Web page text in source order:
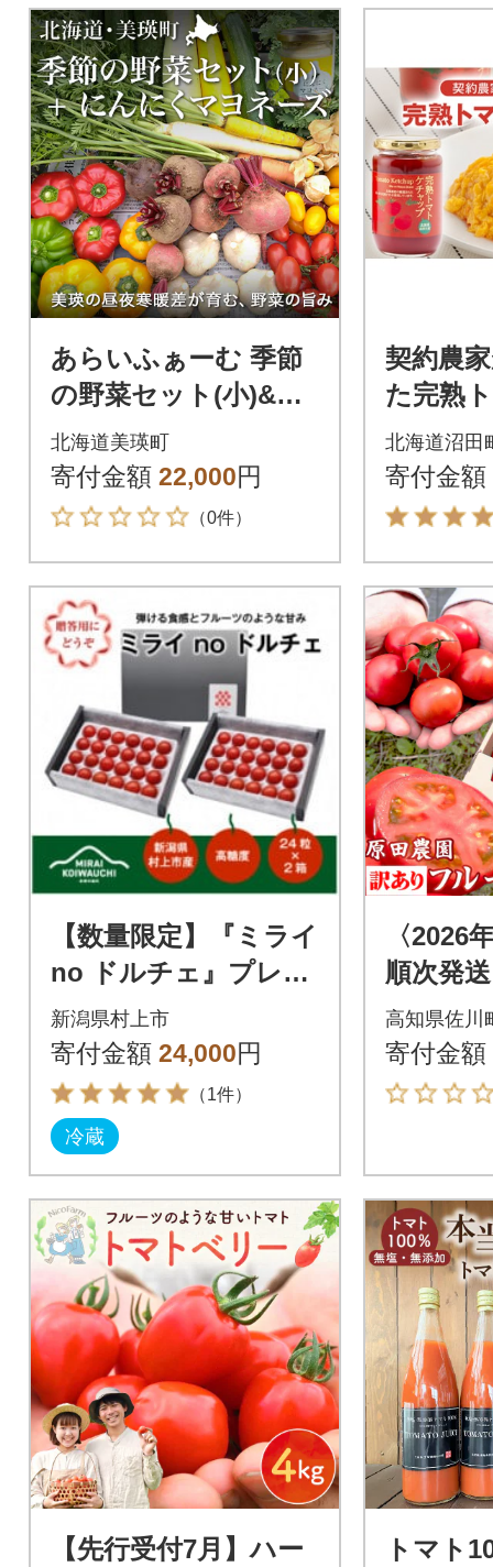
あらいふぁーむ 季節
の野菜セット(小)&に
んにくマヨネーズ
北海道美瑛町
寄付金額 22,000円
（0件）
契約農
た完熟
ップ
068
北海道沼田
寄付金額
【数量限定】『ミライ
no ドルチェ』プレミ
アム 新潟県村上産ミ
ニトマト(化粧箱入り)
B4121
新潟県村上市
寄付金額 24,000円
（1件）
冷蔵
〈2026
順次発
便】 訳
トマト
g
高知県佐川
寄付金額
【先行受付7月】ハー トマト